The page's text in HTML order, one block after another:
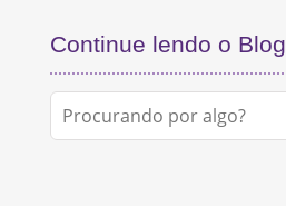
Continue lendo o Blog